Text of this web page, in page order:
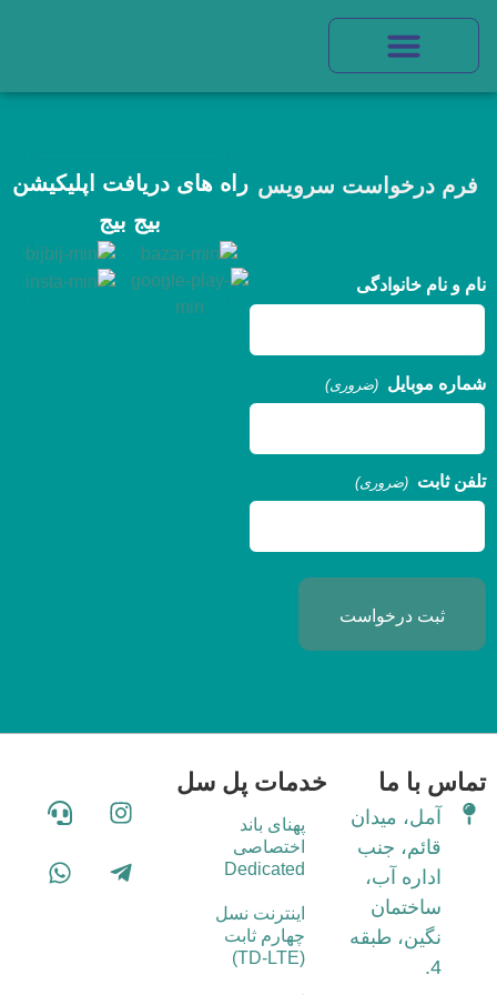
فرم درخواست سرویس
نام و نام خانوادگی
شماره موبایل (ضروری)
تلفن ثابت (ضروری)
راه های دریافت اپلیکیشن
بیج بیج
تماس با ما
آمل، میدان
قائم، جنب
اداره آب،
ساختمان
نگین، طبقه
4.
خدمات پل سل
پهنای باند
اختصاصی
Dedicated
اینترنت نسل
چهارم ثابت
(TD-LTE)